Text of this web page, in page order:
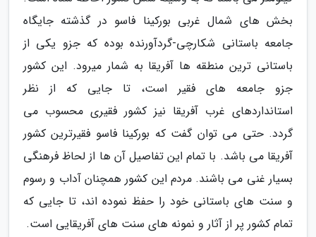
بخش های شمال غربی بورکینا فاسو در گذشته جایگاه
جامعه باستانی شکارچی-گردآورنده بوده که جزو یکی از
باستانی ترین منطقه ها آفریقا به شمار میرود. این کشور
جزو جامعه های فقیر است، تا جایی که از نظر
استانداردهای غرب آفریقا نیز کشور فقیری محسوب می
گردد. حتی می توان گفت که بورکینا فاسو فقیرترین کشور
آفریقا می باشد. با تمام این تفاصیل آن ها از لحاظ فرهنگی
بسیار غنی می باشند. مردم این کشور همچنان آداب و رسوم
و سنت های باستانی خود را حفظ نموده اند، تا جایی که
تمام کشور پر از آثار و نمونه های سنت های آفریقایی است.